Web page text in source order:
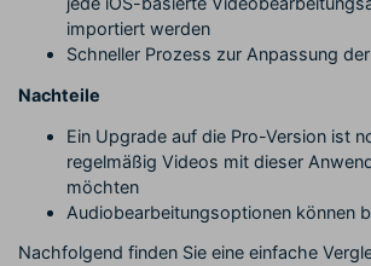
importiert werden
Schneller Prozess zur Anpassung
Nachteile
Ein Upgrade auf die Pro-Version ist
regelmäßig Videos mit dieser
möchten
Audiobearbeitungsoptionen können
Nachfolgend finden Sie eine einfache